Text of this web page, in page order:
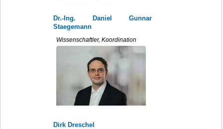
Dr.-Ing. Daniel Gunnar
Staegemann
Wissenschaftler, Koordination
Dirk Dreschel